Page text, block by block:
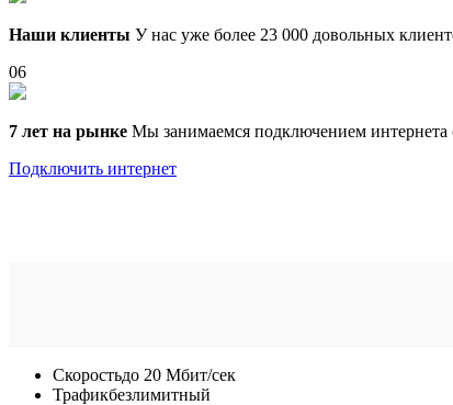
Наши клиенты У нас уже более 23 000 довольных
06
7 лет на рынке Мы занимаемся подключением интернета
Подключить интернет
Скоростьдо 20 Мбит/сек
Трафикбезлимитный